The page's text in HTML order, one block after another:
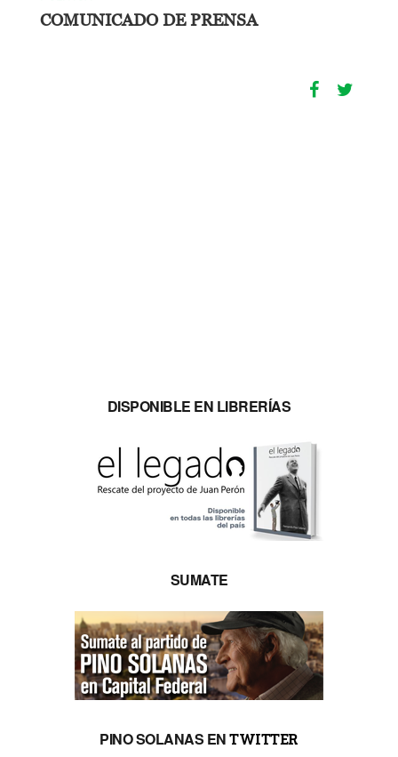
COMUNICADO DE PRENSA
DISPONIBLE EN LIBRERÍAS
SUMATE
PINO SOLANAS ENTWITTER